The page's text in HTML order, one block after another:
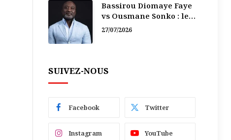
Bassirou Diomaye Faye
vs Ousmane Sonko : le
vacarme du pouvoir ne
27/07/2026
SUIVEZ-NOUS
Facebook Twitter
Instagram YouTube